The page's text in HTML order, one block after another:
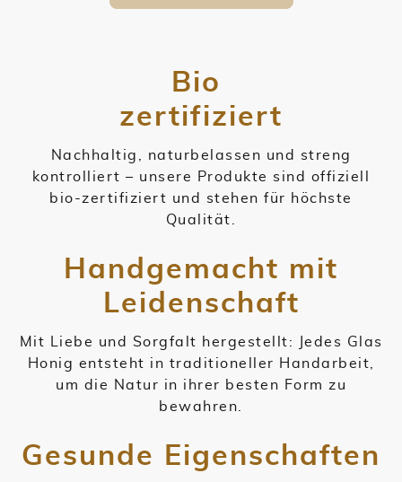
Bio
zertifiziert
Nachhaltig, naturbelassen und streng
kontrolliert – unsere Produkte sind offiziell
bio-zertifiziert und stehen für höchste
Qualität.
Handgemacht mit
Leidenschaft
Mit Liebe und Sorgfalt hergestellt: Jedes Glas
Honig entsteht in traditioneller Handarbeit,
um die Natur in ihrer besten Form zu
bewahren.
Gesunde Eigenschaften